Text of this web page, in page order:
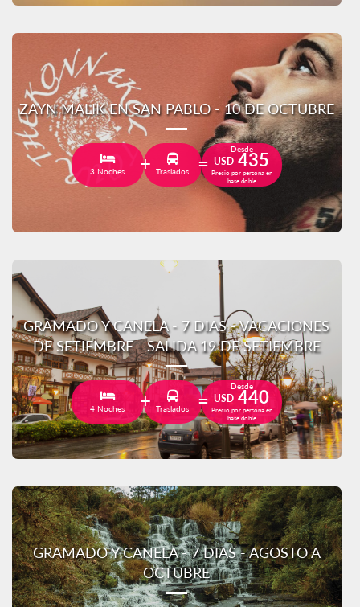
ZAYN MALIK EN SAN PABLO - 10 DE OCTUBRE
3 Noches Traslados
Desde
USD 435
Precio por persona en
base doble
GRAMADO Y CANELA - 7 DIAS - VACACIONES
DE SETIEMBRE - SALIDA 19 DE SETIEMBRE
4 Noches Traslados
Desde
USD 440
Precio por persona en
base doble
GRAMADO Y CANELA - 7 DIAS - AGOSTO A
OCTUBRE